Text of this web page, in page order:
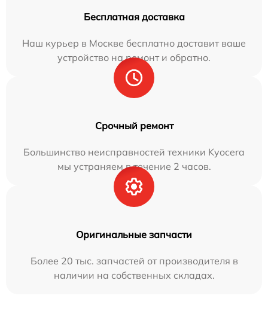
Бесплатная доставка
Наш курьер в Москве бесплатно доставит ваше
устройство на ремонт и обратно.
Срочный ремонт
Большинство неисправностей техники Kyocera
мы устраняем в течение 2 часов.
Оригинальные запчасти
Более 20 тыс. запчастей от производителя в
наличии на собственных складах.